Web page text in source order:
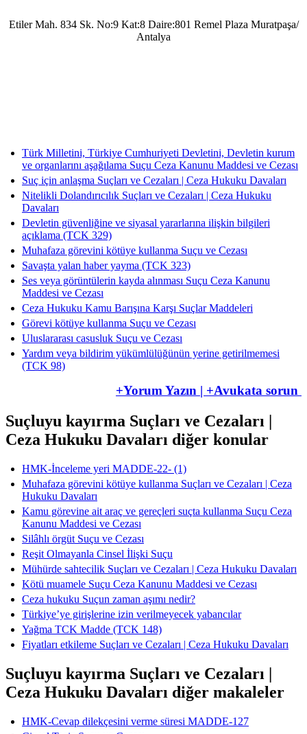
Etiler Mah. 834 Sk. No:9 Kat:8 Daire:801 Remel Plaza Muratpaşa/
Antalya
Türk Milletini, Türkiye Cumhuriyeti Devletini, Devletin kurum
ve organlarını aşağılama Suçu Ceza Kanunu Maddesi ve Cezası
Suç için anlaşma Suçları ve Cezaları | Ceza Hukuku Davaları
Nitelikli Dolandırıcılık Suçları ve Cezaları | Ceza Hukuku
Davaları
Devletin güvenliğine ve siyasal yararlarına ilişkin bilgileri
açıklama (TCK 329)
Muhafaza görevini kötüye kullanma Suçu ve Cezası
Savaşta yalan haber yayma (TCK 323)
Ses veya görüntülerin kayda alınması Suçu Ceza Kanunu
Maddesi ve Cezası
Ceza Hukuku Kamu Barışına Karşı Suçlar Maddeleri
Görevi kötüye kullanma Suçu ve Cezası
Uluslararası casusluk Suçu ve Cezası
Yardım veya bildirim yükümlülüğünün yerine getirilmemesi
(TCK 98)
+Yorum Yazın | +Avukata sorun
Suçluyu kayırma Suçları ve Cezaları |
Ceza Hukuku Davaları diğer konular
HMK-İnceleme yeri ​​​​​​​MADDE-22- (1)
Muhafaza görevini kötüye kullanma Suçları ve Cezaları | Ceza
Hukuku Davaları
Kamu görevine ait araç ve gereçleri suçta kullanma Suçu Ceza
Kanunu Maddesi ve Cezası
Silâhlı örgüt Suçu ve Cezası
Reşit Olmayanla Cinsel İlişki Suçu
Mühürde sahtecilik Suçları ve Cezaları | Ceza Hukuku Davaları
Kötü muamele Suçu Ceza Kanunu Maddesi ve Cezası
Ceza hukuku Suçun zaman aşımı nedir?
Türkiye’ye girişlerine izin verilmeyecek yabancılar
Yağma TCK Madde (TCK 148)
Fiyatları etkileme Suçları ve Cezaları | Ceza Hukuku Davaları
Suçluyu kayırma Suçları ve Cezaları |
Ceza Hukuku Davaları diğer makaleler
HMK-Cevap dilekçesini verme süresi ​​​​​​​MADDE-127